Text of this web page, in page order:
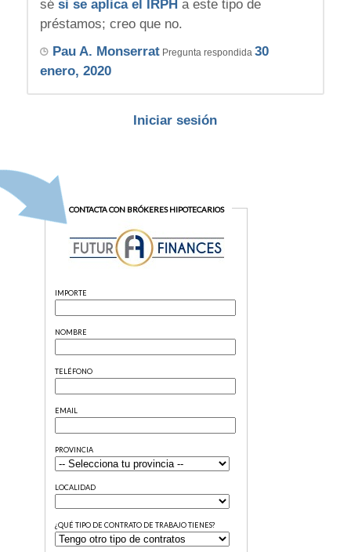
sé si se aplica el IRPH a este tipo de
préstamos; creo que no.
Pau A. MonserratPregunta respondida 30
enero, 2020
Iniciar sesión